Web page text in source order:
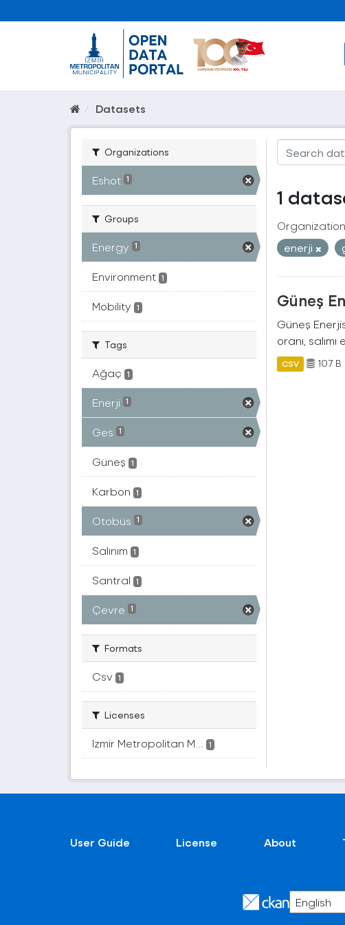
Datasets
Organizations
Eshot 1
Groups
Energy 1
Environment 1
Mobility 1
Tags
Ağaç 1
Enerji 1
Ges 1
Güneş 1
Karbon 1
Otobüs 1
Salınım 1
Santral 1
Çevre 1
Formats
Csv 1
Licenses
Izmir Metropolitan M... 1
1
enerji
Güneş
Güneş
oranı,
CSV 107 B
User Guide License About